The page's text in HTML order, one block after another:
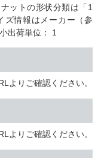
ットの形状分類は「1
ズ情報はメーカー（参
出荷単位： 1
よりご確認ください。
よりご確認ください。